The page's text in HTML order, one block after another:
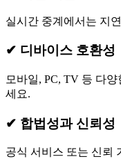
실시간 중계에서는 지
✔ 디바이스 호환성
모바일, PC, TV 등 다
세요.
✔ 합법성과 신뢰성
공식 서비스 또는 신뢰